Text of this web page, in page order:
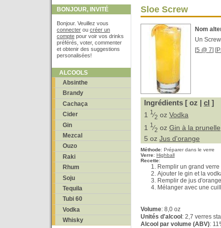
BONJOUR, INVITÉ
Bonjour. Veuillez vous
connecter ou créer un
compte pour voir vos drinks
préférés, voter, commenter
et obtenir des suggestions
personalisées!
ALCOOLS
Absinthe
Brandy
Cachaça
Cider
Gin
Mezcal
Ouzo
Raki
Rhum
Soju
Tequila
Tubi 60
Vodka
Whisky
Sloe Screw
Nom
Un
[5 @ 7] [
Ingrédients [ oz | cl ]
1 1 ⁄2 oz Vodka
1
1 ⁄2 oz Gin à la prunelle
5 oz Jus d'orange
Méthode: Préparer dans le verre
Verre: Highball
Recette:
Remplir un grand
Ajouter le gin et la
Remplir de jus
Mélanger avec une
Volume: 8,0 oz
Unités d'alcool : 2,7 verres
Alcool par volume (ABV):